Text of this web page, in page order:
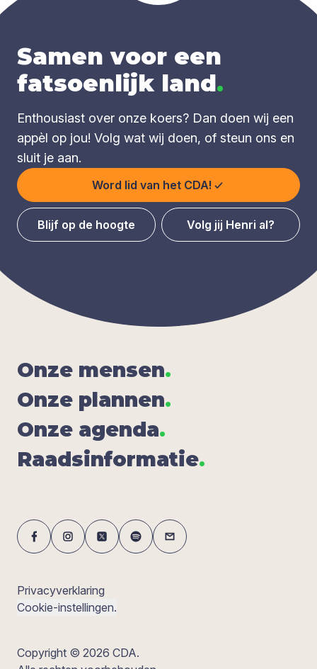
Samen voor een
fatsoenlijk land.
Enthousiast over onze koers? Dan doen wij een
appèl op jou! Volg wat wij doen, of steun ons en
sluit je aan.
Word lid van het CDA!
Blijf op de hoogte Volg jij Henri al?
Onze men­sen.
Onze plan­nen.
Onze agen­da.
Raads­in­for­ma­tie.
Privacyverklaring
Cookie-instellingen.
Copyright © 2026 CDA.